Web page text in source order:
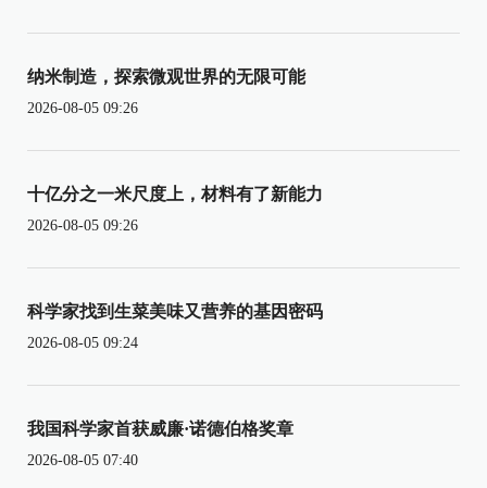
纳米制造，探索微观世界的无限可能
2026-08-05 09:26
十亿分之一米尺度上，材料有了新能力
2026-08-05 09:26
科学家找到生菜美味又营养的基因密码
2026-08-05 09:24
我国科学家首获威廉·诺德伯格奖章
2026-08-05 07:40